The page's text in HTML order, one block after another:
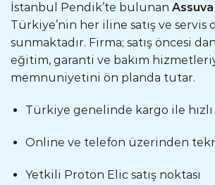
İstanbul Pendik’te bulunan
Türkiye’nin her iline satış ve servis
sunmaktadır. Firma; satış öncesi
eğitim, garanti ve bakım
memnuniyetini ön planda tutar.
Türkiye genelinde kargo ile
Online ve telefon üzerinden
Yetkili Proton Elic satış noktası